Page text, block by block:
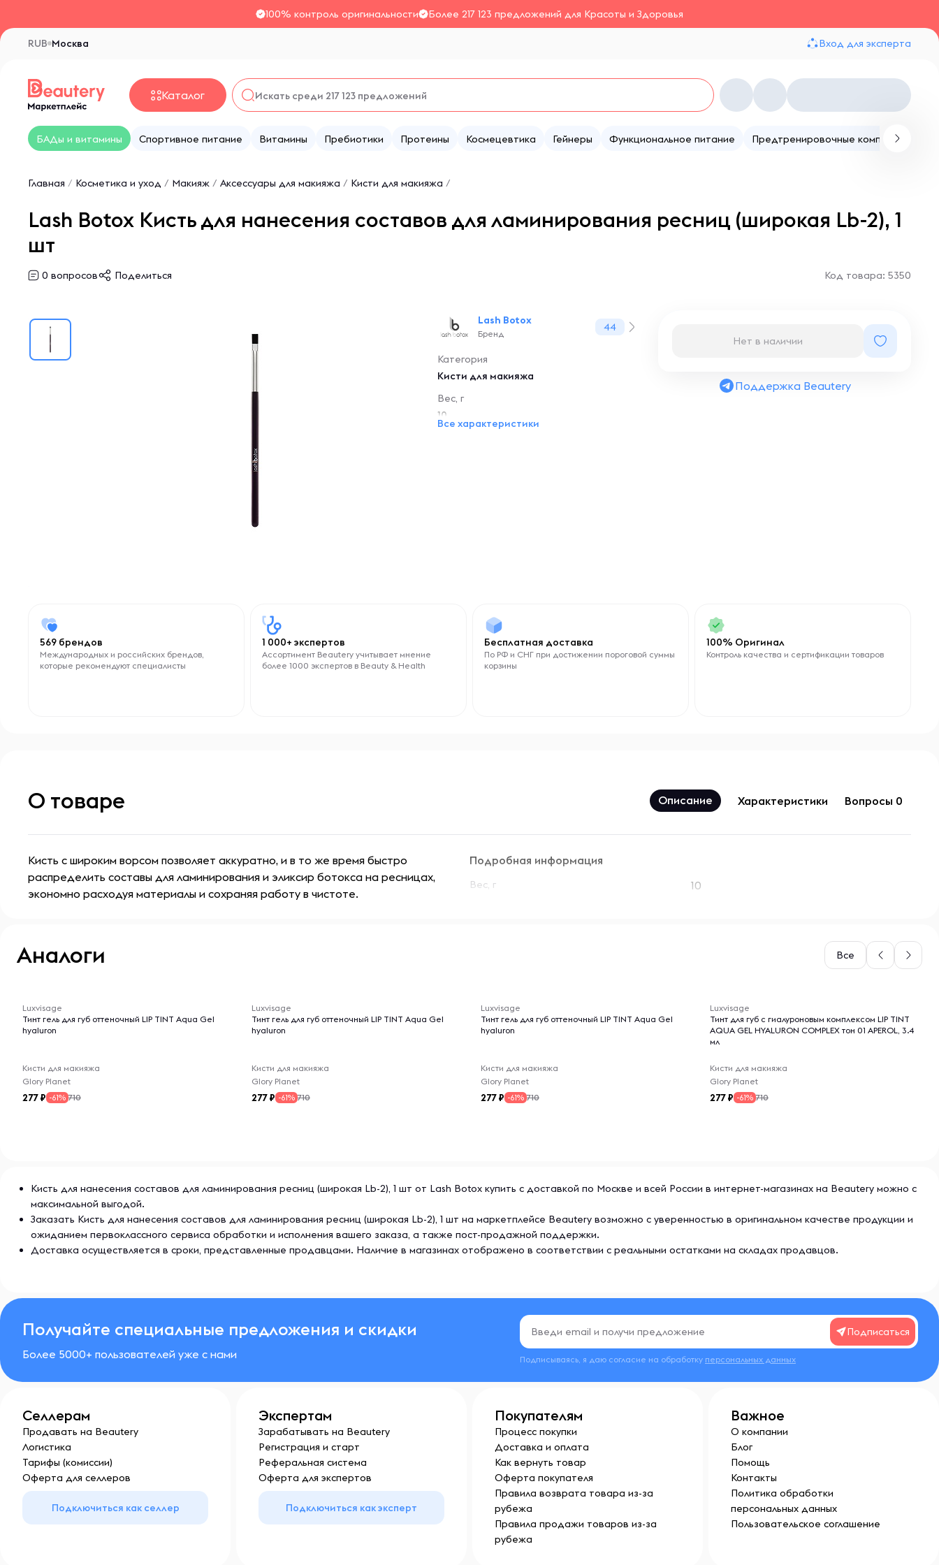
100% контроль оригинальности Более 217 123 предложений для Красоты и Здоровья
Москва
RUB Вход для эксперта
Каталог
БАДы и витамины Спортивное питание Витамины Пребиотики Протеины Космецевтика Гейнеры Функциональное питание Предтренировочные комплексы
Главная / Косметика и уход / Макияж / Аксессуары для макияжа / Кисти для макияжа /
Lash Botox Кисть для нанесения составов для ламинирования ресниц (широкая Lb-2), 1
шт
0 вопросов Поделиться Код товара: 5350
Lash Botox
Бренд
44
Категория
Кисти для макияжа
Вес, г
10
Все характеристики
Нет в наличии
Поддержка Beautery
569 брендов
Международных и российских брендов,
которые рекомендуют специалисты
1 000+ экспертов
Ассортимент Beautery учитывает мнение
более 1000 экспертов в Beauty & Health
Бесплатная доставка
По РФ и СНГ при достижении пороговой суммы
корзины
100% Оригинал
Контроль качества и сертификации товаров
О товаре Описание Характеристики Вопросы 0
Кисть с широким ворсом позволяет аккуратно, и в то же время быстро
распределить составы для ламинирования и эликсир ботокса на ресницах,
экономно расходуя материалы и сохраняя работу в чистоте.
Подробная информация
Вес, г 10
Аналоги Все
Luxvisage
Тинт гель для губ оттеночный LIP TINT Aqua Gel
hyaluron
Кисти для макияжа
Glory Planet
277 -61% 710
Luxvisage
Тинт гель для губ оттеночный LIP TINT Aqua Gel
hyaluron
Кисти для макияжа
Glory Planet
277 -61% 710
Luxvisage
Тинт гель для губ оттеночный LIP TINT Aqua Gel
hyaluron
Кисти для макияжа
Glory Planet
277 -61% 710
Luxvisage
Тинт для губ с гиалуроновым комплексом LIP TINT
AQUA GEL HYALURON COMPLEX тон 01 APEROL, 3.4
мл
Кисти для макияжа
Glory Planet
277 -61% 710
Кисть для нанесения составов для ламинирования ресниц (широкая Lb-2), 1 шт от Lash Botox купить с доставкой по Москве и всей России в интернет-магазинах на Beautery можно с
максимальной выгодой.
Заказать Кисть для нанесения составов для ламинирования ресниц (широкая Lb-2), 1 шт на маркетплейсе Beautery возможно с уверенностью в оригинальном качестве продукции и
ожиданием первоклассного сервиса обработки и исполнения вашего заказа, а также пост-продажной поддержки.
Доставка осуществляется в сроки, представленные продавцами. Наличие в магазинах отображено в соответствии с реальными остатками на складах продавцов.
Получайте специальные предложения и скидки
Более 5000+ пользователей уже с нами
Подписаться
Подписываясь, я даю согласие на обработку персональных данных
Селлерам
Продавать на Beautery
Логистика
Тарифы (комиссии)
Оферта для селлеров
Подключиться как селлер
Экспертам
Зарабатывать на Beautery
Регистрация и старт
Реферальная система
Оферта для экспертов
Подключиться как эксперт
Покупателям
Процесс покупки
Доставка и оплата
Как вернуть товар
Оферта покупателя
Правила возврата товара из-за
рубежа
Правила продажи товаров из-за
рубежа
Важное
О компании
Блог
Помощь
Контакты
Политика обработки
персональных данных
Пользовательское соглашение